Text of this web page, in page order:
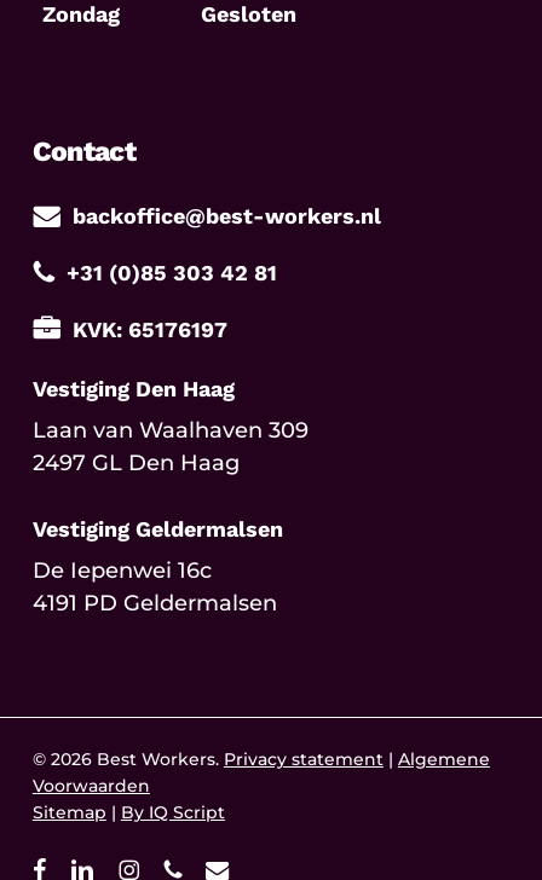
Zondag Gesloten
Contact
backoffice@best-workers.nl
+31 (0)85 303 42 81
KVK: 65176197
Vestiging Den Haag
Laan van Waalhaven 309
2497 GL Den Haag
Vestiging Geldermalsen
De Iepenwei 16c
4191 PD Geldermalsen
© 2026 Best Workers. Privacy statement| Algemene
Voorwaarden
Sitemap | By IQ Script
facebooklinkedininstagram
phoneemail